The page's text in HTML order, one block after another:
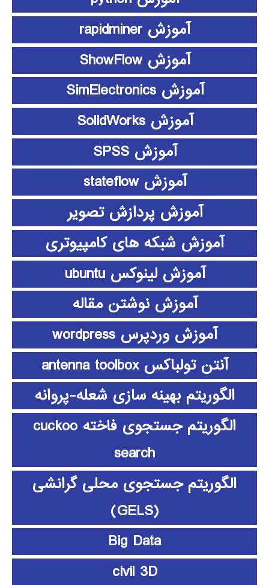
آموزش rapidminer
آموزش ShowFlow
آموزش SimElectronics
آموزش SolidWorks
آموزش SPSS
آموزش stateflow
آموزش پردازش تصویر
آموزش شبکه های کامپیوتری
آموزش لینوکس ubuntu
آموزش نوشتن مقاله
آموزش وردپرس wordpress
آنتن تولباکس antenna toolbox
الگوریتم بهینه سازی شعله-پروانه
الگوریتم جستجوی فاخته cuckoo
search
الگوریتم جستجوی محلی گرانشی
(GELS)
Big Data
civil 3D